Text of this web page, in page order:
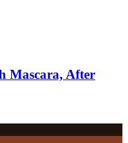
Mascara, After